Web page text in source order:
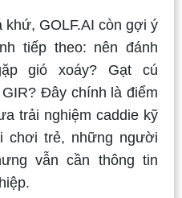
khứ, GOLF.AI còn gợi ý
tiếp theo: nên đánh
gió xoáy? Gạt cú
Đây chính là điểm
trải nghiệm caddie kỹ
chơi trẻ, những người
vẫn cần thông tin